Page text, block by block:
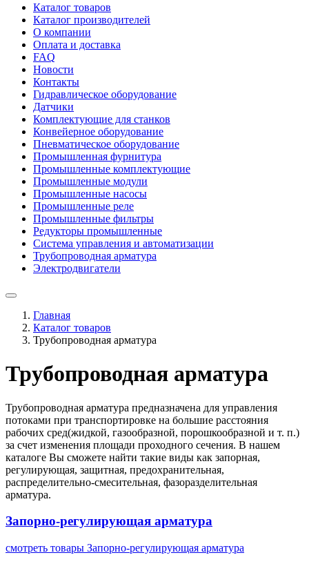
Каталог товаров
Каталог производителей
О компании
Оплата и доставка
FAQ
Новости
Контакты
Гидравлическое оборудование
Датчики
Комплектующие для станков
Конвейерное оборудование
Пневматическое оборудование
Промышленная фурнитура
Промышленные комплектующие
Промышленные модули
Промышленные насосы
Промышленные реле
Промышленные фильтры
Редукторы промышленные
Система управления и автоматизации
Трубопроводная арматура
Электродвигатели
Главная
Каталог товаров
Трубопроводная арматура
Трубопроводная арматура
Трубопроводная арматура предназначена для управления
потоками при транспортировке на большие расстояния
рабочих сред(жидкой, газообразной, порошкообразной и т. п.)
за счет изменения площади проходного сечения. В нашем
каталоге Вы сможете найти такие виды как запорная,
регулирующая, защитная, предохранительная,
распределительно-смесительная, фазоразделительная
арматура.
Запорно-регулирующая арматура
смотреть товары Запорно-регулирующая арматура